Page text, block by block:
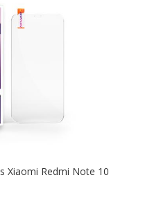
Xiaomi Redmi Note 10